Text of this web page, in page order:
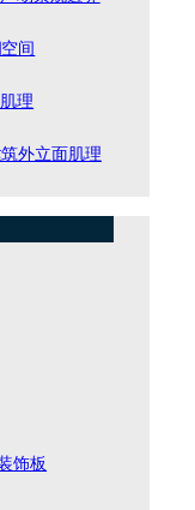
间
理
外立面肌理
饰板